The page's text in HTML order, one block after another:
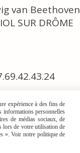
van Beethoven
SUR DRÔME
expérience à des fins de
informations personnelles
de médias sociaux, de
lors de votre utilisation de
». Voir notre politique de